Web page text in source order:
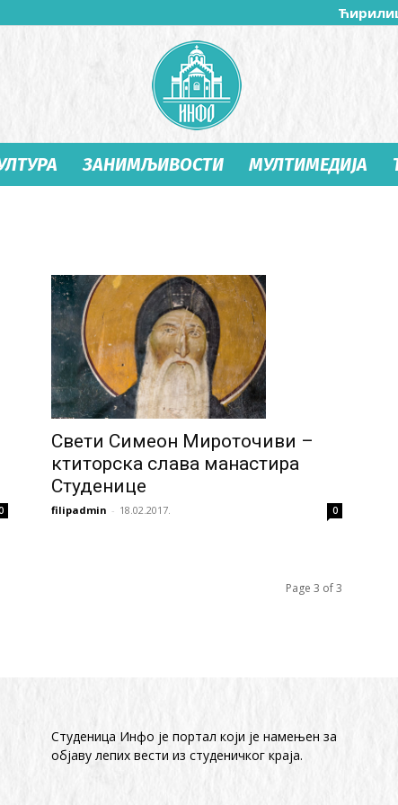
Студеница
Инфо
ЗАНИМЉИВОСТИ МУЛТИМЕДИЈА
Свети Симеон Мироточиви –
ктиторска слава манастира
Студенице
filipadmin - 18.02.2017. 0
Page 3 of 3
Студеница Инфо је портал који је намењен за
објaву лепих вести из студеничког краја.